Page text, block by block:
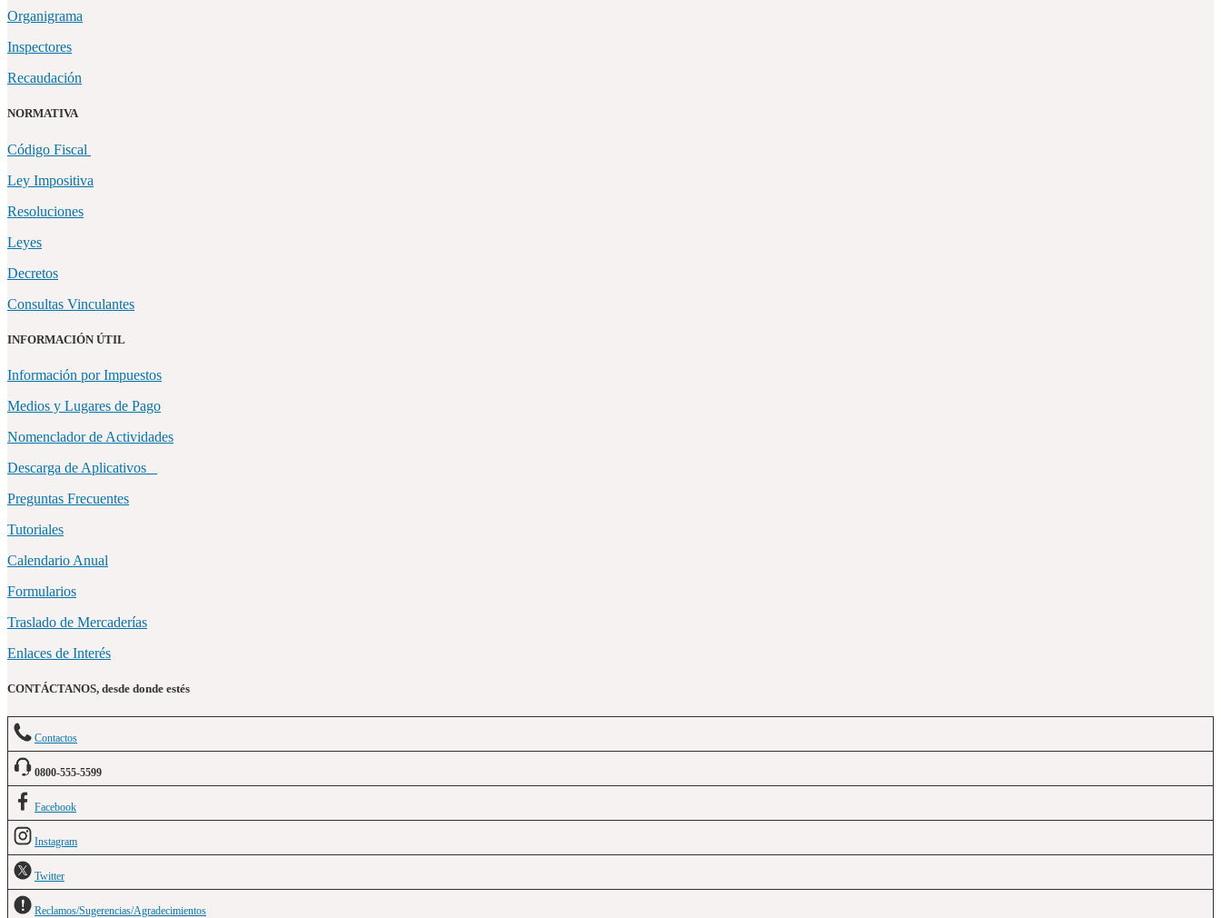
Organigrama
Inspectores
Recaudación
NORMATIVA
Código Fiscal
Ley Impositiva
Resoluciones
Leyes
Decretos
Consultas Vinculantes
INFORMACIÓN ÚTIL
Información por Impuestos
Medios y Lugares de Pago
Nomenclador de Actividades
Descarga de Aplicativos
Preguntas Frecuentes
Tutoriales
Calendario Anual
Formularios
Traslado de Mercaderías
Enlaces de Interés
CONTÁCTANOS, desde donde estés
Contactos
0800-555-5599
Facebook
Instagram
Twitter
Reclamos/Sugerencias/Agradecimientos